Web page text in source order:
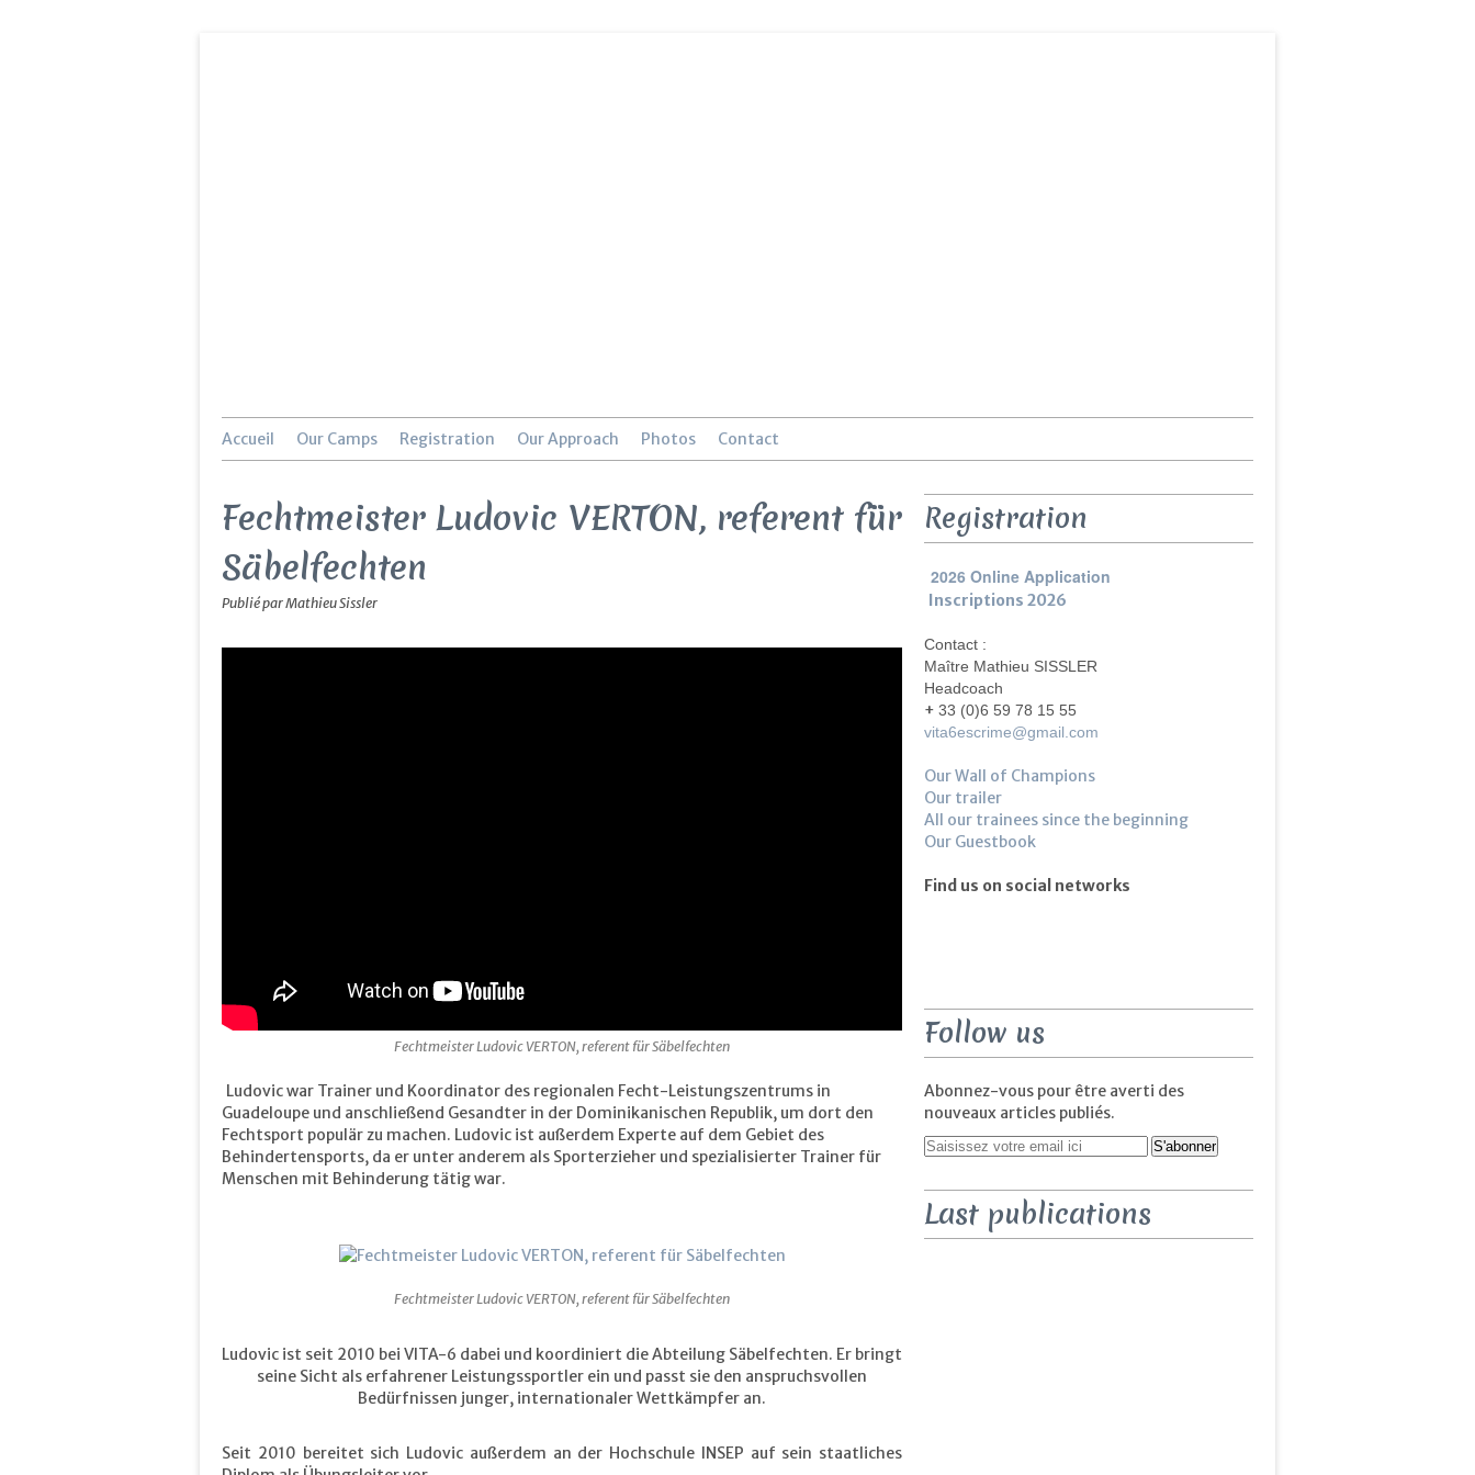
Accueil Our Camps Registration Our Approach Photos Contact
Fechtmeister Ludovic VERTON, referent für
Säbelfechten
Publié par Mathieu Sissler
Fechtmeister Ludovic VERTON, referent für Säbelfechten
Ludovic war Trainer und Koordinator des regionalen Fecht-Leistungszentrums in
Guadeloupe und anschließend Gesandter in der Dominikanischen Republik, um dort den
Fechtsport populär zu machen. Ludovic ist außerdem Experte auf dem Gebiet des
Behindertensports, da er unter anderem als Sporterzieher und spezialisierter Trainer für
Menschen mit Behinderung tätig war.
Fechtmeister Ludovic VERTON, referent für Säbelfechten
Ludovic ist seit 2010 bei VITA-6 dabei und koordiniert die Abteilung Säbelfechten. Er bringt
seine Sicht als erfahrener Leistungssportler ein und passt sie den anspruchsvollen
Bedürfnissen junger, internationaler Wettkämpfer an.
Seit 2010 bereitet sich Ludovic außerdem an der Hochschule INSEP auf sein staatliches
Registration
2026 Online Application
Inscriptions 2026
Contact :
Maître Mathieu SISSLER
Headcoach
+ 33 (0)6 59 78 15 55
vita6escrime@gmail.com
Our Wall of Champions
Our trailer
All our trainees since the beginning
Our Guestbook
Find us on social networks
Follow us
Abonnez-vous pour être averti des
nouveaux articles publiés.
Last publications